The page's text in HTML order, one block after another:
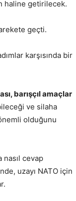
haline getirilecek.
geçti.
karşısında bir
barışçıl amaçlar
ve silaha
olduğunu
nasıl cevap
uzayı NATO için